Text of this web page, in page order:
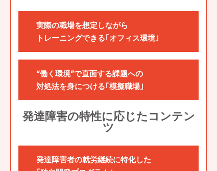
実際の職場を想定しながら
トレーニングできる｢オフィス環境｣
“働く環境”で直面する課題への
対処法を身につける｢模擬職場｣
発達障害の特性に応じたコンテン
ツ
発達障害者の就労継続に特化した